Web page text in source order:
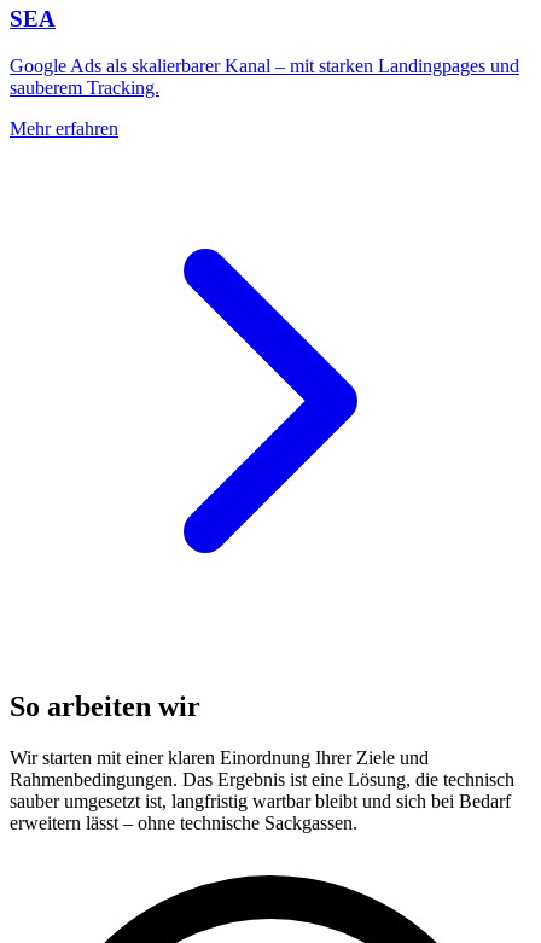
SEA
Google Ads als skalierbarer Kanal – mit starken Landingpages und
sauberem Tracking.
Mehr erfahren
So arbeiten wir
Wir starten mit einer klaren Einordnung Ihrer Ziele und
Rahmenbedingungen. Das Ergebnis ist eine Lösung, die technisch
sauber umgesetzt ist, langfristig wartbar bleibt und sich bei Bedarf
erweitern lässt – ohne technische Sackgassen.